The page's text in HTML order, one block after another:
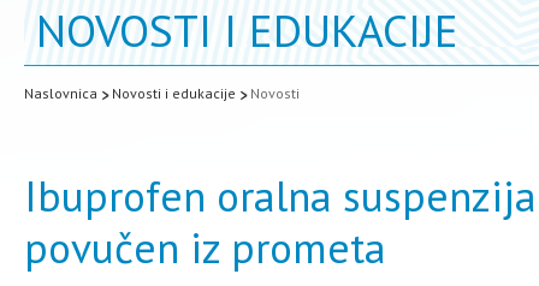
NOVOSTI I EDUKACIJE
Naslovnica Novosti i edukacije Novosti
Ibuprofen oralna
povučen iz prometa